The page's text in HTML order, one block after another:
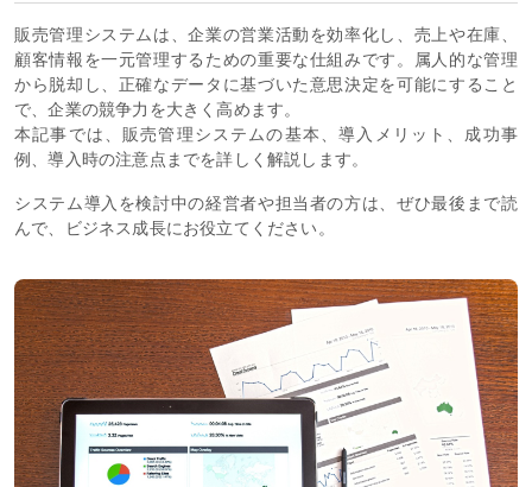
販売管理システムは、企業の営業活動を効率化し、売上や在庫、
顧客情報を一元管理するための重要な仕組みです。属人的な管理
から脱却し、正確なデータに基づいた意思決定を可能にすること
で、企業の競争力を大きく高めます。
本記事では、販売管理システムの基本、導入メリット、成功事
例、導入時の注意点までを詳しく解説します。
システム導入を検討中の経営者や担当者の方は、ぜひ最後まで読
んで、ビジネス成長にお役立てください。